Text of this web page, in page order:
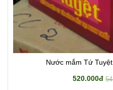
Nước mắm Tứ
520.000đ